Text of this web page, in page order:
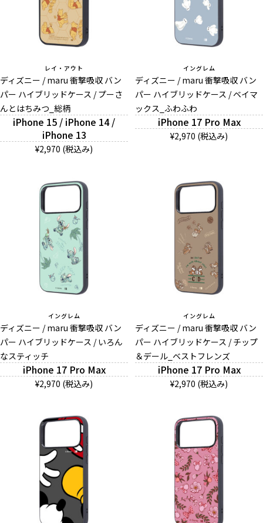
レイ・アウト
ディズニー / maru 衝撃吸収 バン
パー ハイブリッドケース / プーさ
んとはちみつ_総柄
iPhone 15 / iPhone 14 /
iPhone 13
¥2,970 (税込み)
イングレム
ディズニー / maru 衝撃吸収 バン
パー ハイブリッドケース / ベイマ
ックス_ふわふわ
iPhone 17 Pro Max
¥2,970 (税込み)
イングレム
ディズニー / maru 衝撃吸収 バン
パー ハイブリッドケース / いろん
なスティッチ
iPhone 17 Pro Max
¥2,970 (税込み)
イングレム
ディズニー / maru 衝撃吸収 バン
パー ハイブリッドケース / チップ
＆デール_ベストフレンズ
iPhone 17 Pro Max
¥2,970 (税込み)